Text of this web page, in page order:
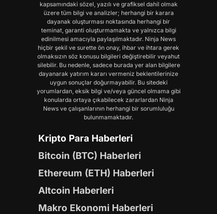
kapsamındaki sözel, yazılı ve grafiksel dahil olmak
üzere tüm bilgi ve analizler; herhangi bir karara
dayanak oluşturması noktasında herhangi bir
teminat, garanti oluşturmamakta ve yalnızca bilgi
edinilmesi amacıyla paylaşılmaktadır. Ninja News
hiçbir şekil ve surette ön onay, ihbar ve ihtara gerek
olmaksızın söz konusu bilgileri değiştirebilir veyahut
silebilir. Bu nedenle, sadece burada yer alan bilgilere
dayanarak yatırım kararı vermeniz beklentilerinize
uygun sonuçlar doğurmayabilir. Bu sitedeki
yorumlardan, eksik bilgi ve/veya güncel olmama gibi
konularda ortaya çıkabilecek zararlardan Ninja
News ve çalışanlarının herhangi bir sorumluluğu
bulunmamaktadır.
Kripto Para Haberleri
Bitcoin (BTC) Haberleri
Ethereum (ETH) Haberleri
Altcoin Haberleri
Makro Ekonomi Haberleri